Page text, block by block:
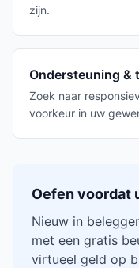
zijn.
Ondersteuning &
Zoek naar
voorkeur in uw
Oefen voordat
Nieuw in
met een gratis
virtueel geld op